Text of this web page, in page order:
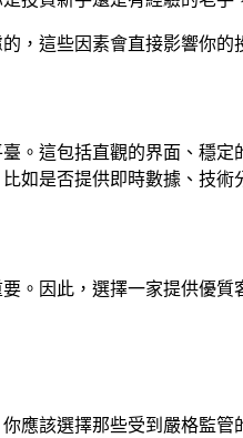
，這些因素會直接影響你的
。這包括直觀的界面、穩
如是否提供即時數據、技
。因此，選擇一家提供優
應該選擇那些受到嚴格監